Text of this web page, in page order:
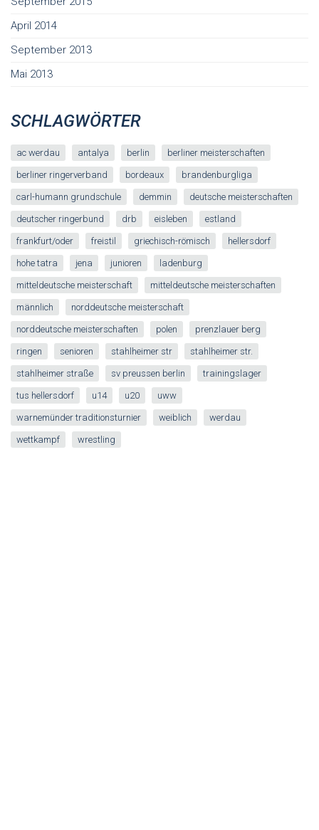
April 2014
September 2013
Mai 2013
SCHLAGWÖRTER
ac werdau antalya berlin berliner meisterschaften
berliner ringerverband bordeaux brandenburgliga
carl-humann grundschule demmin deutsche meisterschaften
deutscher ringerbund drb eisleben estland
frankfurt/oder freistil griechisch-römisch hellersdorf
hohe tatra jena junioren ladenburg
mitteldeutsche meisterschaft mitteldeutsche meisterschaften
männlich norddeutsche meisterschaft
norddeutsche meisterschaften polen prenzlauer berg
ringen senioren stahlheimer str stahlheimer str.
stahlheimer straße sv preussen berlin trainingslager
tus hellersdorf u14 u20 uww
warnemünder traditionsturnier weiblich werdau
wettkampf wrestling